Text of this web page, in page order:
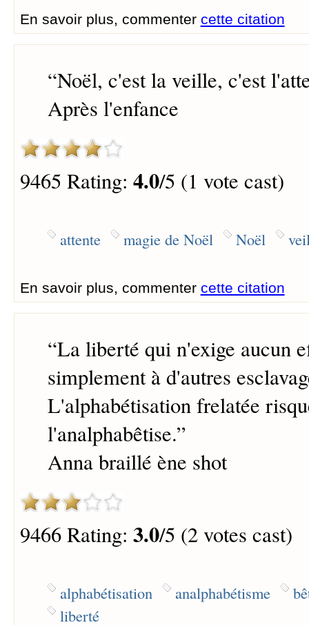
En savoir plus, commenter cette citation
“Noël, c'est la veille, c'est
Après l'enfance
9465 Rating: 4.0/5 (1 vote cast)
attente magie de Noël Noël
En savoir plus, commenter cette citation
“La liberté qui n'exige aucun
simplement à d'autres
L'alphabétisation frelatée
l'analphabêtise.”
Anna braillé ène shot
9466 Rating: 3.0/5 (2 votes cast)
alphabétisation analphabétisme
liberté